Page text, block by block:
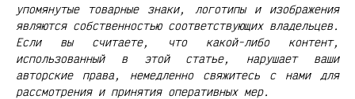
упомянутые товарные знаки, логотипы и изображения
являются собственностью соответствующих владельцев.
Если вы считаете, что какой-либо контент,
использованный в этой статье, нарушает ваши
авторские права, немедленно свяжитесь с нами для
рассмотрения и принятия оперативных мер.